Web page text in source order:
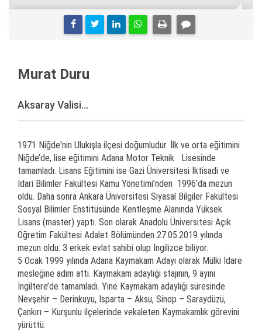
Murat Duru
Aksaray Valisi...
1971 Niğde'nin Ulukışla ilçesi doğumludur. İlk ve orta eğitimini
Niğde’de, lise eğitimini Adana Motor Teknik Lisesinde
tamamladı. Lisans Eğitimini ise Gazi Üniversitesi İktisadi ve
İdari Bilimler Fakültesi Kamu Yönetimi’nden 1996’da mezun
oldu. Daha sonra Ankara Üniversitesi Siyasal Bilgiler Fakültesi
Sosyal Bilimler Enstitüsünde Kentleşme Alanında Yüksek
Lisans (master) yaptı. Son olarak Anadolu Üniversitesi Açık
Öğretim Fakültesi Adalet Bölümünden 27.05.2019 yılında
mezun oldu. 3 erkek evlat sahibi olup İngilizce biliyor.
5 Ocak 1999 yılında Adana Kaymakam Adayı olarak Mülki İdare
mesleğine adım attı. Kaymakam adaylığı stajının, 9 ayını
İngiltere’de tamamladı. Yine Kaymakam adaylığı süresinde
Nevşehir – Derinkuyu, Isparta – Aksu, Sinop – Saraydüzü,
Çankırı – Kurşunlu ilçelerinde vekaleten Kaymakamlık görevini
yürüttü.